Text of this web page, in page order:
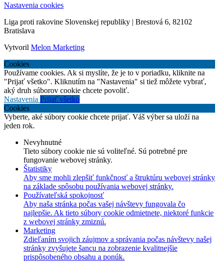
Nastavenia cookies
Liga proti rakovine Slovenskej republiky | Brestová 6, 82102
Bratislava
Vytvoril Melon Marketing
Cookies
Používame cookies. Ak si myslíte, že je to v poriadku, kliknite na
"Prijať všetko". Kliknutím na "Nastavenia" si tiež môžete vybrať,
aký druh súborov cookie chcete povoliť.
Nastavenia Prijať všetko
Cookies
Vyberte, aké súbory cookie chcete prijať. Váš výber sa uloží na
jeden rok.
Nevyhnutné
Tieto súbory cookie nie sú voliteľné. Sú potrebné pre
fungovanie webovej stránky.
Štatistiky
Aby sme mohli zlepšiť funkčnosť a štruktúru webovej stránky
na základe spôsobu používania webovej stránky.
Používateľská spokojnosť
Aby naša stránka počas vašej návštevy fungovala čo
najlepšie. Ak tieto súbory cookie odmietnete, niektoré funkcie
z webovej stránky zmiznú.
Marketing
Zdieľaním svojich záujmov a správania počas návštevy našej
stránky zvyšujete šancu na zobrazenie kvalitnejšie
prispôsobeného obsahu a ponúk.